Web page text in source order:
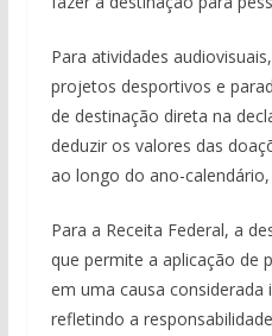
Para atividades
projetos desportivos e
de destinação direta na
deduzir os valores das
ao longo do ano-
Para a Receita Federal, a
que permite a aplicação de
em uma causa
refletindo a